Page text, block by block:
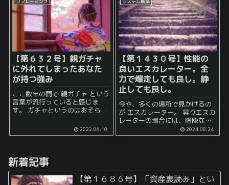
とがあるでしょう。 すなわち、
タネ銭として、小さなスノーボ...
「こ...
リフレーミング
【第６３２号】親ガチャ
に外れてしまったあなた
が持つ強み
ここ数年の間で 親ガチャ という
言葉が流行っていると感じま
す。 ガチャというのはおそらく
ステムからとられたものでしょ
う。 強いキャラクターやアイテ
2022.06.10
システム構築
【第１４３０号】性能の
良いエスカレーター。全
力で爆走しても良し。静
止しても良し。
今や、多くの場所で見かけるの
が エスカレーター。 昇りエスカ
レーターの場合には、階段など
を一段一段上がる必要性がない
ところが良いですね。 疲れてい
2024.08.24
新着記事
【第１６８６号】「資産裏読み」とい